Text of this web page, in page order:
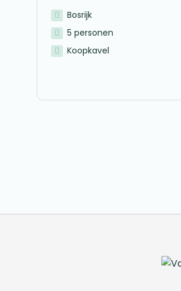
Bosrijk
5 personen
Koopkavel